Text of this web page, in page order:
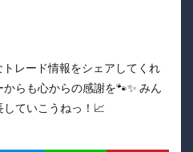
トレード情報をシェアしてくれ
らも心からの感謝を🐾✨ みん
ていこうねっ！📈